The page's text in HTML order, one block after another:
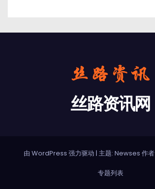
丝路资讯网
由 WordPress 强力驱动 | 主题: Newses 作者
专题列表